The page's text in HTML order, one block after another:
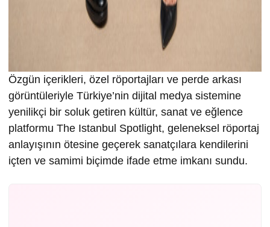
Özgün içerikleri, özel röportajları ve perde arkası
görüntüleriyle Türkiye’nin dijital medya sistemine
yenilikçi bir soluk getiren kültür, sanat ve eğlence
platformu The Istanbul Spotlight, geleneksel röportaj
anlayışının ötesine geçerek sanatçılara kendilerini
içten ve samimi biçimde ifade etme imkanı sundu.